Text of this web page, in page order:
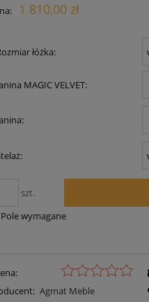
1 810,00 zł
łóżka:
MAGIC VELVET:
szt.
wymagane
Agmat Meble